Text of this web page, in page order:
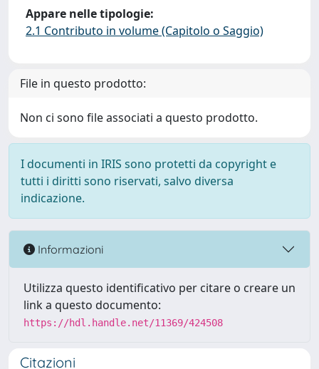
Appare nelle tipologie:
2.1 Contributo in volume (Capitolo o Saggio)
File in questo prodotto:
Non ci sono file associati a questo prodotto.
I documenti in IRIS sono protetti da copyright e
tutti i diritti sono riservati, salvo diversa
indicazione.
Informazioni
Utilizza questo identificativo per citare o creare un
link a questo documento:
https://hdl.handle.net/11369/424508
Citazioni